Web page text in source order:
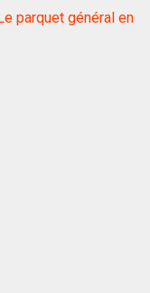
parquet général en